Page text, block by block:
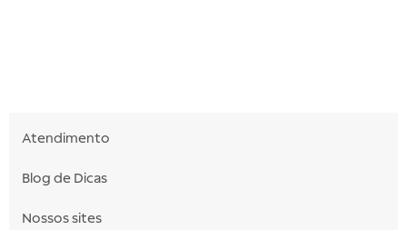
Atendimento
Blog de Dicas
Nossos sites